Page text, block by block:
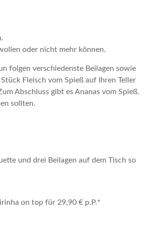
oder nicht mehr können.
folgen verschiedenste Beilagen sowie
Fleisch vom Spieß auf Ihren Teller
Abschluss gibt es Ananas vom Spieß.
sollten.
und drei Beilagen auf dem Tisch so
on top für 29,90 € p.P.*